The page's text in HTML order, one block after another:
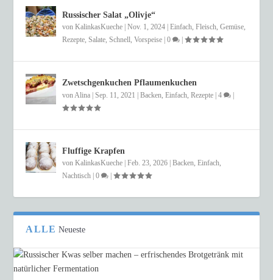
Russischer Salat „Olivje“
vonKalinkasKueche |Nov. 1, 2024 |Einfach,Fleisch,Gemüse,
Rezepte,Salate,Schnell,Vorspeise |0 |
Zwetschgenkuchen Pflaumenkuchen
vonAlina |Sep. 11, 2021 |Backen,Einfach,Rezepte |4
Fluffige Krapfen
vonKalinkasKueche |Feb. 23, 2026 |Backen,Einfach,
Nachtisch |0 |
ALLE Neueste